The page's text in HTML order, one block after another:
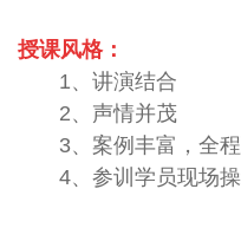
授课风格：
1、讲演结合
2、声情并茂
3、案例丰富，全程
4、参训学员现场